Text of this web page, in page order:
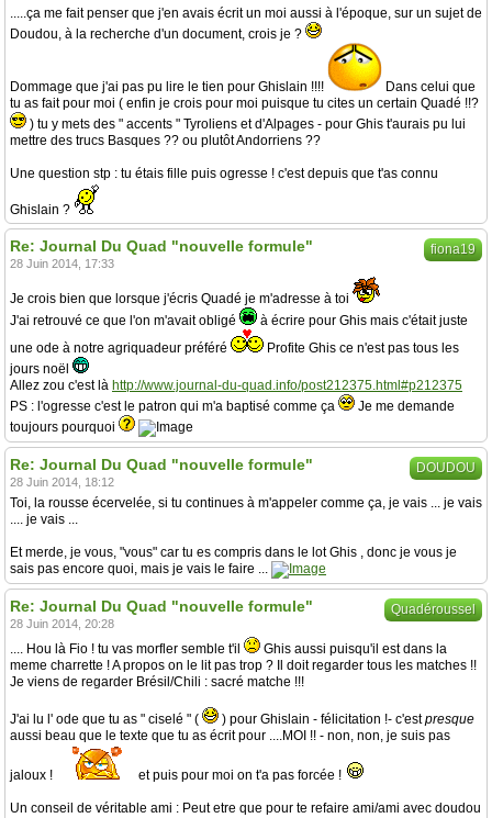
.....ça me fait penser que j'en avais écrit un moi aussi à l'époque, sur un sujet de
Doudou, à la recherche d'un document, crois je ?
Dommage que j'ai pas pu lire le tien pour Ghislain !!!!
Dans celui que
tu as fait pour moi ( enfin je crois pour moi puisque tu cites un certain Quadé !!?
) tu y mets des " accents " Tyroliens et d'Alpages - pour Ghis t'aurais pu lui
mettre des trucs Basques ?? ou plutôt Andorriens ??
Une question stp : tu étais fille puis ogresse ! c'est depuis que t'as connu
Ghislain ?
fiona19
Re: Journal Du Quad "nouvelle formule"
28 Juin 2014, 17:33
Je crois bien que lorsque j'écris Quadé je m'adresse à toi
J'ai retrouvé ce que l'on m'avait obligé
à écrire pour Ghis mais c'était juste
une ode à notre agriquadeur préféré
Profite Ghis ce n'est pas tous les
jours noël
Allez zou c'est là http://www.journal-du-quad.info/post212375.html#p212375
PS : l'ogresse c'est le patron qui m'a baptisé comme ça
Je me demande
toujours pourquoi
DOUDOU
Re: Journal Du Quad "nouvelle formule"
28 Juin 2014, 18:12
Toi, la rousse écervelée, si tu continues à m'appeler comme ça, je vais ... je vais
.... je vais ...
Et merde, je vous, "vous" car tu es compris dans le lot Ghis , donc je vous je
sais pas encore quoi, mais je vais le faire ...
Quadéroussel
Re: Journal Du Quad "nouvelle formule"
28 Juin 2014, 20:28
.... Hou là Fio ! tu vas morfler semble t'il
Ghis aussi puisqu'il est dans la
meme charrette ! A propos on le lit pas trop ? Il doit regarder tous les matches !!
Je viens de regarder Brésil/Chili : sacré matche !!!
J'ai lu l' ode que tu as " ciselé " ( ) pour Ghislain - félicitation !- c'estpresque
aussi beau que le texte que tu as écrit pour ....MOI !! - non, non, je suis pas
jaloux ! et puis pour moi on t'a pas forcée !
Un conseil de véritable ami : Peut etre que pour te refaire ami/ami avec doudou